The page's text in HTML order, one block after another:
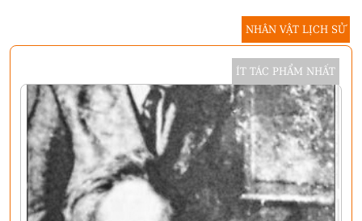
NHÂN VẬT LỊCH SỬ
ÍT TÁC PHẨM NHẤT